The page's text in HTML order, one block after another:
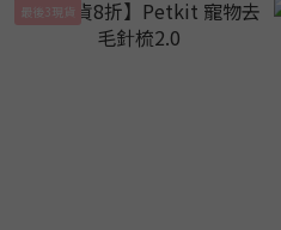
最後3現貨